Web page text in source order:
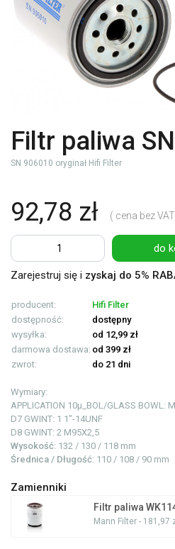
Filtr paliwa
SN 906010 oryginał Hifi Filter
92,78 zł ( cena bez
do
Zarejestruj się i zyskaj do 5%
producent:
Hifi Filter
dostępność:
dostępny
wysyłka:
od 12,99 zł
darmowa dostawa: od 399 zł
zwrot:
do 21 dni
Wymiary:
APPLICATION 10µ_BOL/GLASS BOWL:
D7 GWINT: 1 1"-14UNF
D8 GWINT: 2 M95X2,5
Wysokość: 132 / 130 / 118 mm
Średnica / Długość: 110 / 108 / 90 mm
Zamienniki
Filtr paliwa
Mann Filter - 181,97